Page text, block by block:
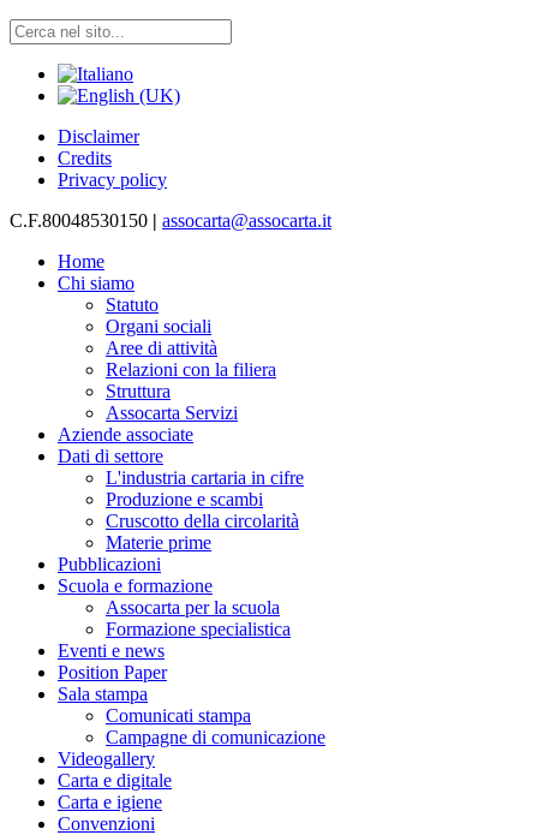
Disclaimer
Credits
Privacy policy
C.F.80048530150 | assocarta@assocarta.it
Home
Chi siamo
Statuto
Organi sociali
Aree di attività
Relazioni con la filiera
Struttura
Assocarta Servizi
Aziende associate
Dati di settore
L'industria cartaria in cifre
Produzione e scambi
Cruscotto della circolarità
Materie prime
Pubblicazioni
Scuola e formazione
Assocarta per la scuola
Formazione specialistica
Eventi e news
Position Paper
Sala stampa
Comunicati stampa
Campagne di comunicazione
Videogallery
Carta e digitale
Carta e igiene
Convenzioni